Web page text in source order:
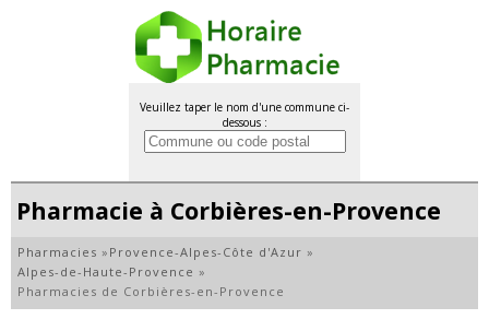
Veuillez taper le nom d'une commune ci-
dessous :
Pharmacie à Corbières-en-Provence
Pharmacies » Provence-Alpes-Côte d'Azur »
Alpes-de-Haute-Provence »
Pharmacies de Corbières-en-Provence